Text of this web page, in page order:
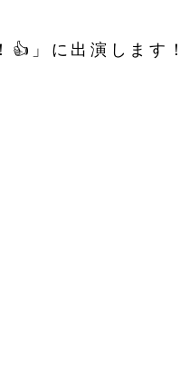
」に出演します！